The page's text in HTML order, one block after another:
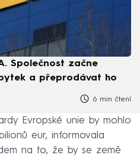
Společnost začne
a přeprodávat ho
6 min čtení
Evropské unie by mohlo
eur, informovala
na to, že by se země